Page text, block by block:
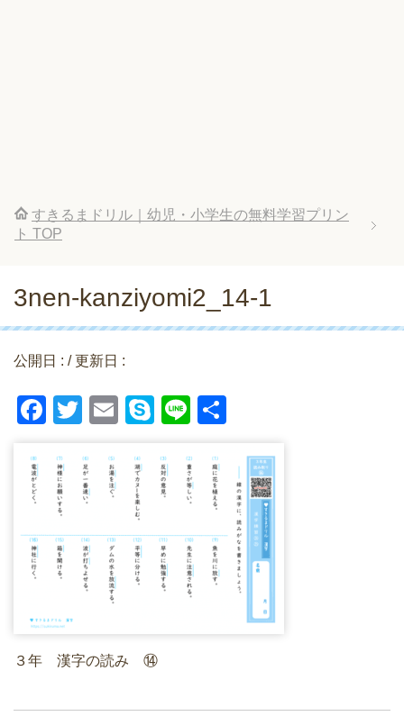
すきるまドリル｜幼児・小学生の無料学習プリン
ト TOP
3nen-kanziyomi2_14-1
公開日 : / 更新日 :
F
c
e
b
o
o
k
T
tt
er
E
ail
S
p
e
Li
e
３年 漢字の読み ⑭